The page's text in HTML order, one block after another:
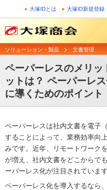
大塚IDとは 大塚ID新規登録
ソリューション・製品 文書管理
ペーパーレスのメリッ
ットは？ ペーパーレ
に導くためのポイント
ペーパーレスは社内文書を電子
することによって、業務効率向
みです。近年、リモートワーク
が増え、社内文書をどこからで
ーパーレス化が注目されています
ペーパーレス化を導入するなら